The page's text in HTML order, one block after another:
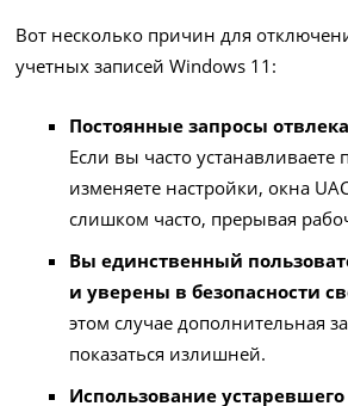
Вот несколько причин для
учетных записей Windows 11:
Постоянные запросы
Если вы часто
изменяете настройки, окна
слишком часто, прерывая
Вы единственный
и уверены в безопасности
этом случае дополнительная
показаться излишней.
Использование